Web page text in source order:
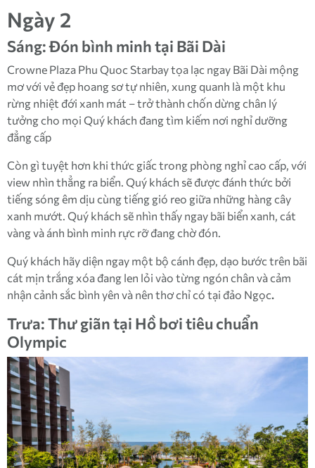
Ngày 2
Sáng: Đón bình minh tại Bãi Dài
Crowne Plaza Phu Quoc Starbay tọa lạc ngay Bãi Dài mộng
mơ với vẻ đẹp hoang sơ tự nhiên, xung quanh là một khu
rừng nhiệt đới xanh mát – trở thành chốn dừng chân lý
tưởng cho mọi Quý khách đang tìm kiếm nơi nghỉ dưỡng
đẳng cấp
Còn gì tuyệt hơn khi thức giấc trong phòng nghỉ cao cấp, với
view nhìn thẳng ra biển. Quý khách sẽ được đánh thức bởi
tiếng sóng êm dịu cùng tiếng gió reo giữa những hàng cây
xanh mướt. Quý khách sẽ nhìn thấy ngay bãi biển xanh, cát
vàng và ánh bình minh rực rỡ đang chờ đón.
Quý khách hãy diện ngay một bộ cánh đẹp, dạo bước trên bãi
cát mịn trắng xóa đang len lỏi vào từng ngón chân và cảm
nhận cảnh sắc bình yên và nên thơ chỉ có tại đảo Ngọc.
Trưa: Thư giãn tại Hồ bơi tiêu chuẩn
Olympic